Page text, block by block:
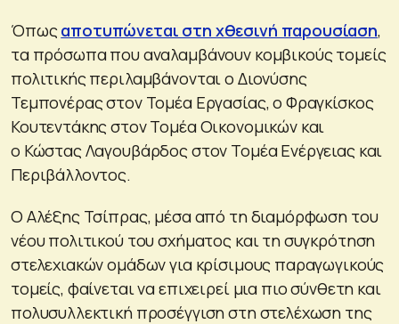
Όπωςαποτυπώνεται στη χθεσινή παρουσίαση,
τα πρόσωπα που αναλαμβάνουν κομβικούς τομείς
πολιτικής περιλαμβάνονται ο Διονύσης
Τεμπονέρας στον Τομέα Εργασίας, ο Φραγκίσκος
Κουτεντάκης στον Τομέα Οικονομικών και
ο Κώστας Λαγουβάρδος στον Τομέα Ενέργειας και
Περιβάλλοντος.
Ο Αλέξης Τσίπρας, μέσα από τη διαμόρφωση του
νέου πολιτικού του σχήματος και τη συγκρότηση
στελεχιακών ομάδων για κρίσιμους παραγωγικούς
τομείς, φαίνεται να επιχειρεί μια πιο σύνθετη και
πολυσυλλεκτική προσέγγιση στη στελέχωση της